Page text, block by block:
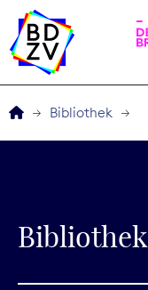
Service
Bibliothek
Bibliothek